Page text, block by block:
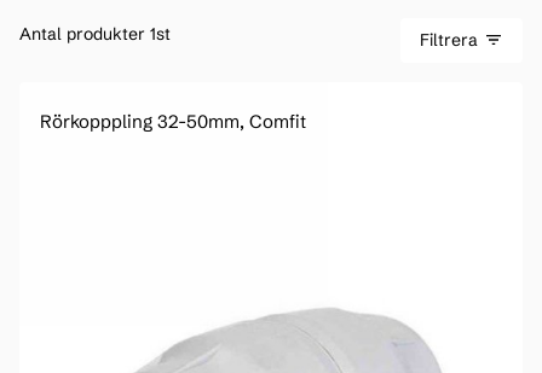
Antal produkter 1st Filtrera
Rörkopppling 32-50mm, Comfit